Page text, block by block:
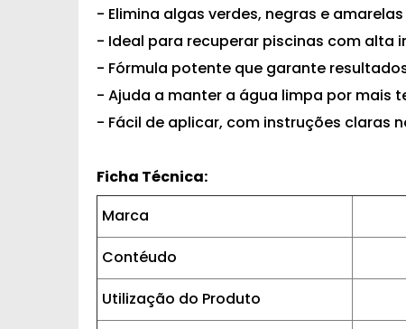
- Elimina algas verdes, negras e
- Ideal para recuperar piscinas com alta
- Fórmula potente que garante
- Ajuda a manter a água limpa por mais
- Fácil de aplicar, com instruções claras
Ficha Técnica:
Marca
Contéudo
Utilização do Produto